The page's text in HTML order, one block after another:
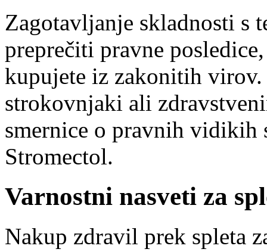
Zagotavljanje skladnosti s
preprečiti pravne
kupujete iz zakonitih
strokovnjaki ali
smernice o pravnih vidikih
Stromectol.
Varnostni nasveti za
Nakup zdravil prek spleta